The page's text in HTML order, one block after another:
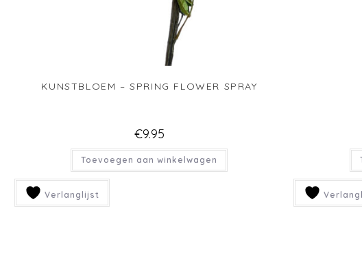
KUNSTBLOEM – SPRING FLOWER SPRAY
€9.95
Toevoegen aan winkelwagen
Verlanglijst